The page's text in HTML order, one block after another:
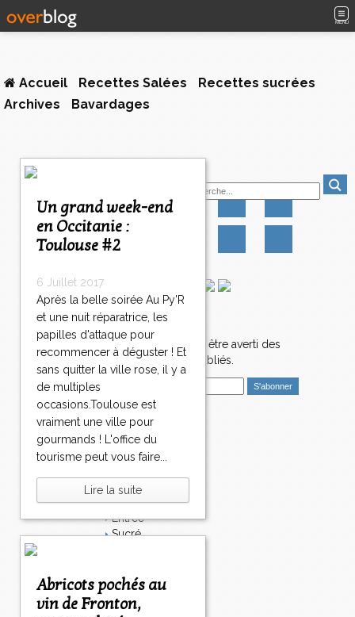
MENU
Accueil Recettes Salées
Recettes sucrées
Archives
Bavardages
Un grand week-end
en Occitanie :
Toulouse #2
6 Juillet 2017
Après la belle soirée Au Py'R
et une nuit réparatrice, les
papilles d'attaque pour
recommencer à déguster ! Et
sans quitter la ville rose, il y a
de multiples
occasions.Toulouse est
vraiment une ville pour
gourmands ! L'office du
tourisme peut vous faire...
Lire la suite
Abricots pochés au
vin de Fronton,
Newsletter
Abonnez-vous pour être averti des
nouveaux articles publiés.
i
Catégories
Salé
Plat
Bavardages
Entrée
Sucré
Fromage
Italie
Viande